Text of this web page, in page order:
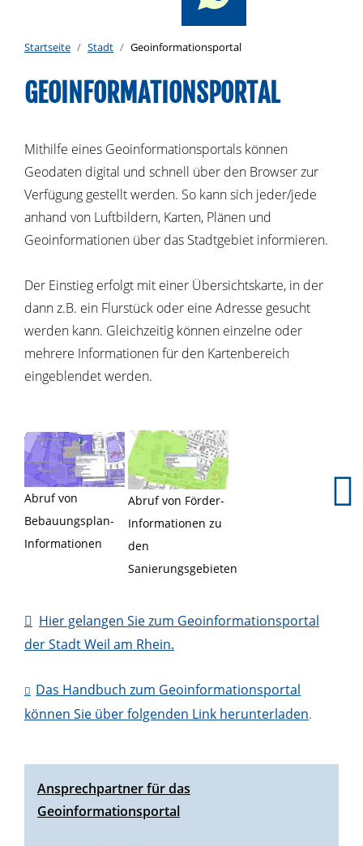
Startseite Stadt Geoinformationsportal
GEOINFORMATIONSPORTAL
Mithilfe eines Geoinformationsportals können
Geodaten digital und schnell über den Browser zur
Verfügung gestellt werden. So kann sich jeder/jede
anhand von Luftbildern, Karten, Plänen und
Geoinformationen über das Stadtgebiet informieren.
Der Einstieg erfolgt mit einer Übersichtskarte, in der
dann z.B. ein Flurstück oder eine Adresse gesucht
werden kann. Gleichzeitig können einzelne oder
mehrere Informationen für den Kartenbereich
eingeblendet werden.
Abruf von
Bebauungsplan-
Informationen
Abruf von Förder-
Informationen zu
den
Sanierungsgebieten
Hier gelangen Sie zum Geoinformationsportal
der Stadt Weil am Rhein.
Das Handbuch zum Geoinformationsportal
können Sie über folgenden Link herunterladen.
Ansprechpartner für das
Geoinformationsportal